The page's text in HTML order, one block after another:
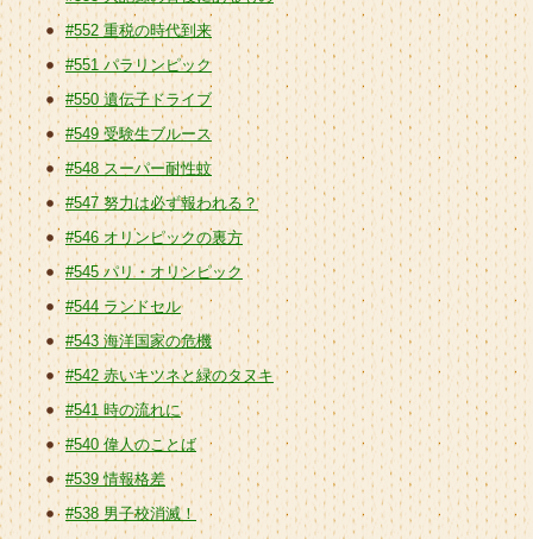
#552 重税の時代到来
#551 パラリンピック
#550 遺伝子ドライブ
#549 受験生ブルース
#548 スーパー耐性蚊
#547 努力は必ず報われる？
#546 オリンピックの裏方
#545 パリ・オリンピック
#544 ランドセル
#543 海洋国家の危機
#542 赤いキツネと緑のタヌキ
#541 時の流れに
#540 偉人のことば
#539 情報格差
#538 男子校消滅！